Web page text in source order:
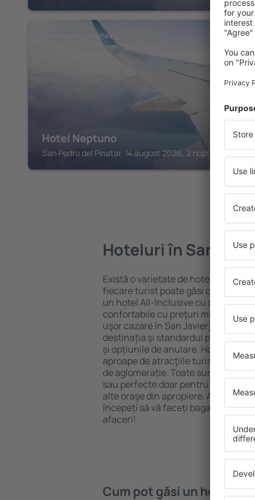
SAN PEDRO DEL PINATAR
Hotel Neptuno
San Pedro del Pinatar, 14 august 2026, 2 nopți
Hoteluri în San
Există o varietate de hoteluri
fiecare turist poate găsi cazare
un hotel All-Inclusive cu
confortabile cu preţuri mici? Cu
uşor cazare în San Javier} pentru
destinația şi standardul pentru
și opțiunile de anulare. Hotelurile în
aproape de atracţiile turistice
de aglomerație. Toate sunt
sau perfecte doar pentru o noapte
alte oraşe din apropiere. Alegeți
începeți să vă faceți bagajele
afaceri!
Cum pot găsi un hotel în